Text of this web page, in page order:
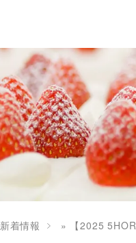
新着情報 » 【2025